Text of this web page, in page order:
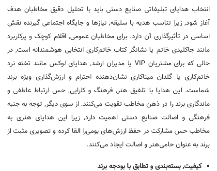
انتخاب هدایای تبلیغاتی صنایع دستی باید با تحلیل دقیق مخاطبان هدف
آغاز شود, زیرا تناسب هدیه با سلیقه, نیازها و جایگاه اجتماعی گیرنده نقش
اساسی در تأثیرگذاری آن دارد. برای مخاطبان عمومی, اقلام کوچک و پرکاربرد
مانند جاکلیدی خاتم یا نشانگر کتاب خاتم‌کاری انتخابی هوشمندانه است, در
حالی که برای مشتریان VIP یا مدیران ارشد, هدایای لوکس مانند تخته نرد
خاتم‌کاری یا گلدان میناکاری نشان‌دهنده احترام و ارزش‌گذاری ویژه برند
شماست. این هدایا با تلفیق هنر, فرهنگ و کارایی, حس ارتباط عاطفی و
ماندگاری برند را در ذهن مخاطب تقویت می‌کنند. از سوی دیگر, توجه به جنبه
فرهنگی و اصالت صنایع دستی اهمیت دارد, زیرا این هدایای هنری به
مخاطب حس مشارکت در حفظ ارزش‌های بومی‌را القا کرده و تصویری مثبت از
برند به عنوان حامی‌هنر و اصالت ایجاد می‌کنند.
کیفیت,بسته‌بندی و تطابق با بودجه برند